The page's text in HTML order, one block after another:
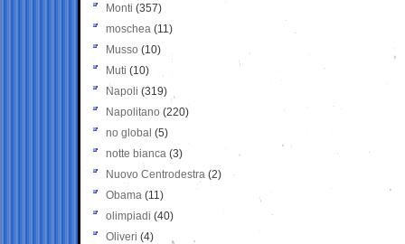
Monti (357)
moschea (11)
Musso (10)
Muti (10)
Napoli (319)
Napolitano (220)
no global (5)
notte bianca (3)
Nuovo Centrodestra (2)
Obama (11)
olimpiadi (40)
Oliveri (4)